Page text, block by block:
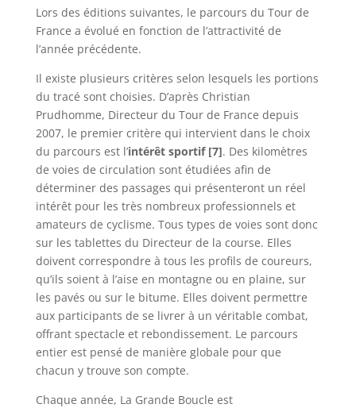
Lors des éditions suivantes, le parcours du Tour de
France a évolué en fonction de l’attractivité de
l’année précédente.
Il existe plusieurs critères selon lesquels les portions
du tracé sont choisies. D’après Christian
Prudhomme, Directeur du Tour de France depuis
2007, le premier critère qui intervient dans le choix
du parcours est l’intérêt sportif [7]. Des kilomètres
de voies de circulation sont étudiées afin de
déterminer des passages qui présenteront un réel
intérêt pour les très nombreux professionnels et
amateurs de cyclisme. Tous types de voies sont donc
sur les tablettes du Directeur de la course. Elles
doivent correspondre à tous les profils de coureurs,
qu’ils soient à l’aise en montagne ou en plaine, sur
les pavés ou sur le bitume. Elles doivent permettre
aux participants de se livrer à un véritable combat,
offrant spectacle et rebondissement. Le parcours
entier est pensé de manière globale pour que
chacun y trouve son compte.
Chaque année, La Grande Boucle est